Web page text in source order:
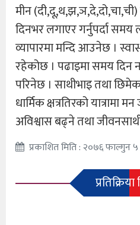
मीन
दिनभर लगाएर गर्नुपर्दा
व्यापारमा मन्दि आउनेछ ।
रहेकोछ । पढाइमा समय दिन
परिनेछ । साथीभाइ तथा
धार्मिक क्षत्रतिरको यात्रामा
अविश्वास बढ्ने तथा
प्रकाशित मिति : २०७६ फाल्गुन